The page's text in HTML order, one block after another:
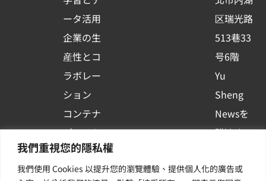
我們重視您的隱私權
我們使用 Cookies 以提升您的瀏覽體驗、提供個人化的廣告或
ータ活用
企業の生
産性とコ
ラボレー
ション
コンテナ
プラット
フォーム
活用
q
u
a
r
e
区瑞光路
513巷33
号6階
Yu
Sheng
Newsを
購読する
イベント